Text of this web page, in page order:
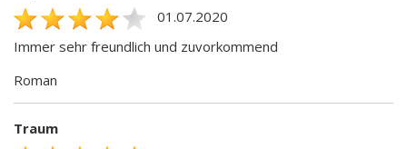
01.07.2020
Immer sehr freundlich und zuvorkommend
Roman
Traum